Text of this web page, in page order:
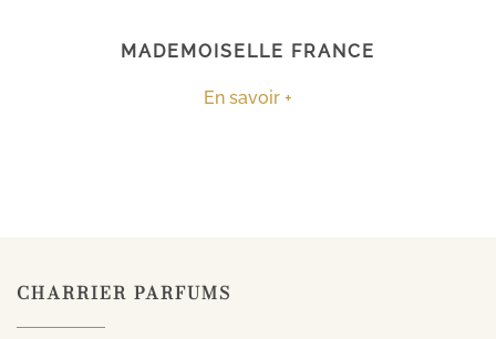
MADEMOISELLE FRANCE
En savoir +
CHARRIER PARFUMS